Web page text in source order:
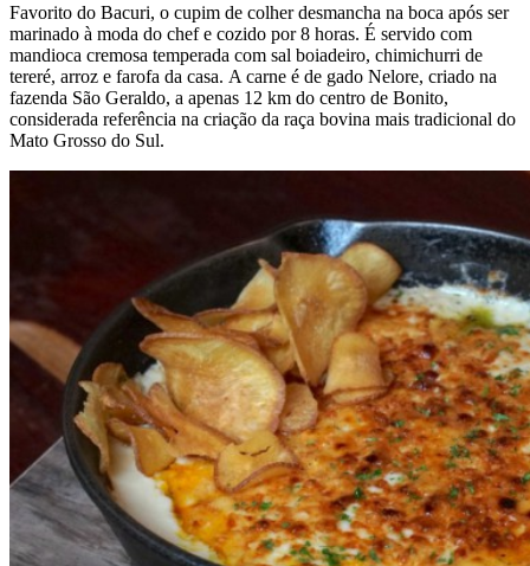
Favorito do Bacuri, o cupim de colher desmancha na boca após ser
marinado à moda do chef e cozido por 8 horas. É servido com
mandioca cremosa temperada com sal boiadeiro, chimichurri de
tereré, arroz e farofa da casa. A carne é de gado Nelore, criado na
fazenda São Geraldo, a apenas 12 km do centro de Bonito,
considerada referência na criação da raça bovina mais tradicional do
Mato Grosso do Sul.